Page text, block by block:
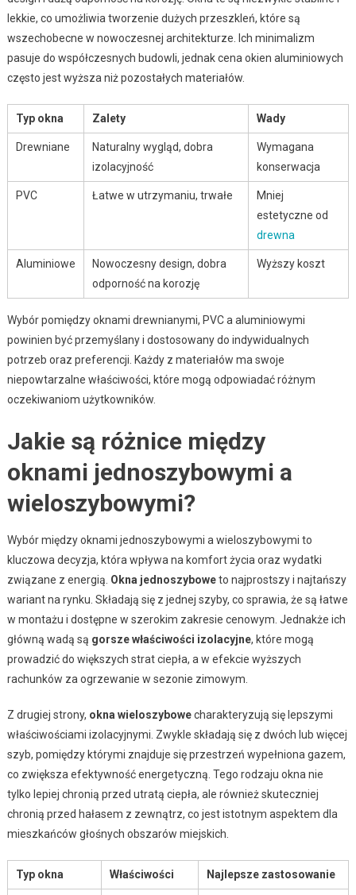
lekkie, co umożliwia tworzenie dużych przeszkleń, które są
wszechobecne w nowoczesnej architekturze. Ich minimalizm
pasuje do współczesnych budowli, jednak cena okien aluminiowych
często jest wyższa niż pozostałych materiałów.
Typ okna Zalety Wady
Drewniane
Naturalny wygląd, dobra
izolacyjność
Wymagana
konserwacja
PVC Łatwe w utrzymaniu, trwałe
Mniej
estetyczne od
drewna
Aluminiowe
Nowoczesny design, dobra
odporność na korozję
Wyższy koszt
Wybór pomiędzy oknami drewnianymi, PVC a aluminiowymi
powinien być przemyślany i dostosowany do indywidualnych
potrzeb oraz preferencji. Każdy z materiałów ma swoje
niepowtarzalne właściwości, które mogą odpowiadać różnym
oczekiwaniom użytkowników.
Jakie są różnice między
oknami jednoszybowymi a
wieloszybowymi?
Wybór między oknami jednoszybowymi a wieloszybowymi to
kluczowa decyzja, która wpływa na komfort życia oraz wydatki
związane z energią. Okna jednoszyboweto najprostszy i najtańszy
wariant na rynku. Składają się z jednej szyby, co sprawia, że są łatwe
w montażu i dostępne w szerokim zakresie cenowym. Jednakże ich
główną wadą są gorsze właściwości izolacyjne, które mogą
prowadzić do większych strat ciepła, a w efekcie wyższych
rachunków za ogrzewanie w sezonie zimowym.
Z drugiej strony, okna wieloszybowecharakteryzują się lepszymi
właściwościami izolacyjnymi. Zwykle składają się z dwóch lub więcej
szyb, pomiędzy którymi znajduje się przestrzeń wypełniona gazem,
co zwiększa efektywność energetyczną. Tego rodzaju okna nie
tylko lepiej chronią przed utratą ciepła, ale również skuteczniej
chronią przed hałasem z zewnątrz, co jest istotnym aspektem dla
mieszkańców głośnych obszarów miejskich.
Typ okna Właściwości Najlepsze zastosowanie